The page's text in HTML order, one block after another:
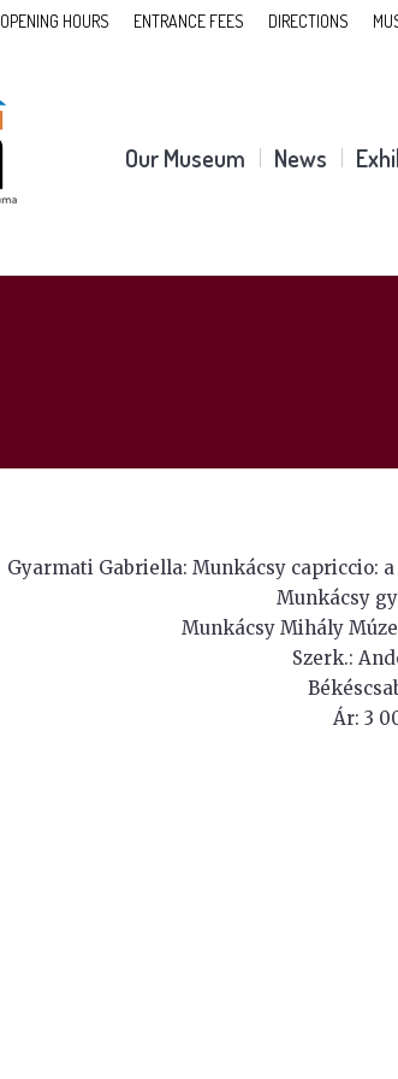
OPENING HOURS ENTRANCE FEES DIRECTIONS
Our Museum News
Gyarmati Gabriella: Munkácsy capriccio:
Munkácsy
Munkácsy Mihály
Szerk.:
Ár: 3